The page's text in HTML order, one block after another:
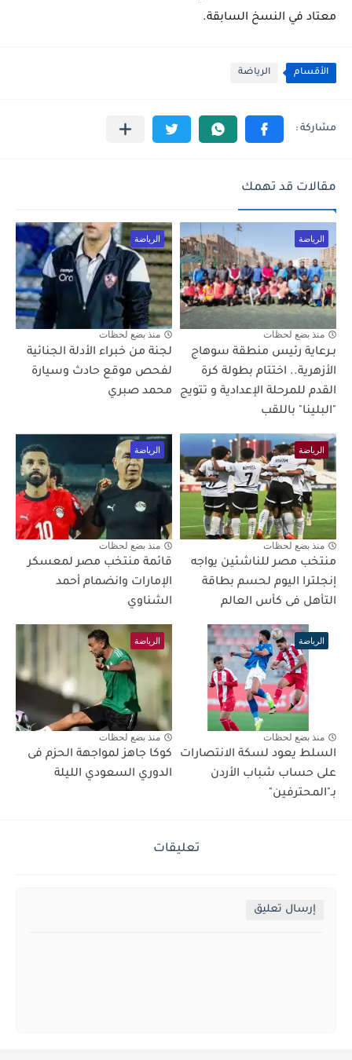
معتاد في النسخ السابقة.
الأقسام الرياضة
مقالات قد تهمك
الرياضة
منذ بضع لحظات
بـرعاية رئيس منطقة سوهاج
الأزهرية.. اختتام بطولة كرة
القدم للمرحلة الإعدادية و تتويج
"البلينا" باللقب
الرياضة
منذ بضع لحظات
لجنة من خبراء الأدلة الجنائية
لفحص موقع حادث وسيارة
محمد صبري
الرياضة
منذ بضع لحظات
منتخب مصر للناشئين يواجه
إنجلترا اليوم لحسم بطاقة
التأهل فى كأس العالم
الرياضة
منذ بضع لحظات
قائمة منتخب مصر لمعسكر
الإمارات وانضمام أحمد
الشناوي
الرياضة
منذ بضع لحظات
السلط يعود لسكة الانتصارات
على حساب شباب الأردن
بـ"المحترفين"
الرياضة
منذ بضع لحظات
كوكا جاهز لمواجهة الحزم فى
الدوري السعودي الليلة
تعليقات
إرسال تعليق